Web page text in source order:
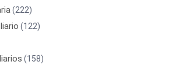
(222)
(122)
(158)